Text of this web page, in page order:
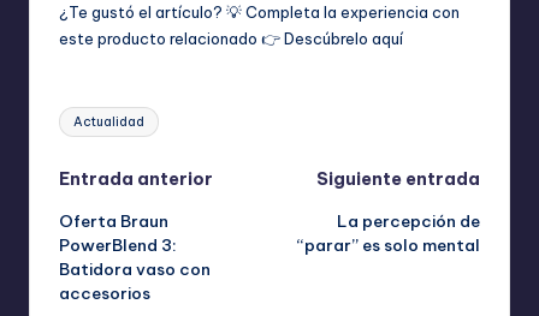
¿Te gustó el artículo? 💡 Completa la experiencia con
este producto relacionado 👉Descúbrelo aquí
Etiquetas:
Actualidad
Navegación
de
entradas
Entrada anterior
Oferta Braun
PowerBlend 3:
Batidora vaso con
accesorios
Siguiente entrada
La percepción de
“parar” es solo mental